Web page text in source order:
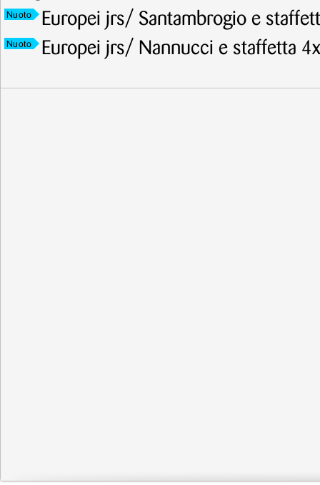
Nuoto Europei jrs/ Santambrogio e
Nuoto Europei jrs/ Nannucci e staffetta